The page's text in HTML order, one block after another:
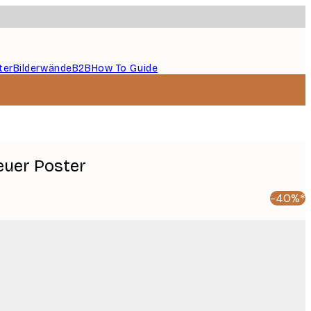
BilderwändeB2BHow To Guide
Poster
-40%*